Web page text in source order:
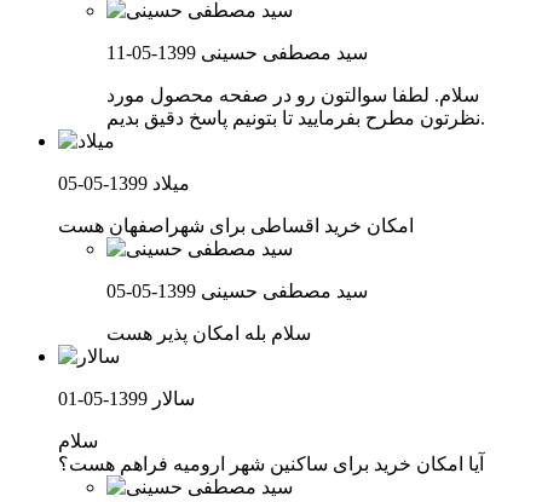
سید مصطفی حسینی 1399-05-11
سلام. لطفا سوالتون رو در صفحه محصول مورد
نظرتون مطرح بفرمایید تا بتونیم پاسخ دقیق بدیم.
میلاد 1399-05-05
امکان خرید اقساطی برای شهراصفهان هست
سید مصطفی حسینی 1399-05-05
سلام بله امکان پذیر هست
سالار 1399-05-01
سلام
آیا امکان خرید برای ساکنین شهر ارومیه فراهم هست؟